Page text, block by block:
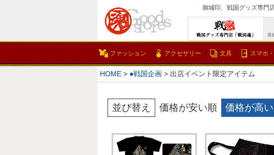
御城印、戦国グッズ専門
ファッション アクセサリー 文具 スマホ
HOME ●戦国企画 出店イベント限定アイテム
並び替え 価格が安い順 価格が高